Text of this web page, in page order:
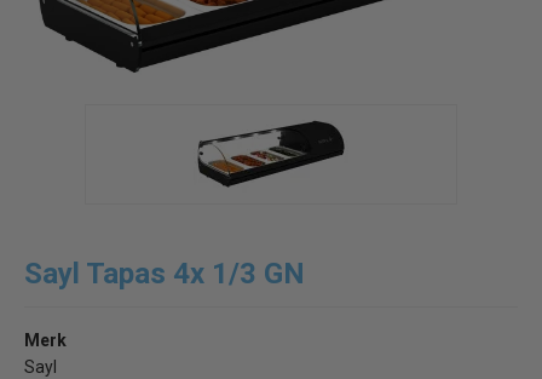
Sayl Tapas 4x 1/3 GN
Merk
Sayl